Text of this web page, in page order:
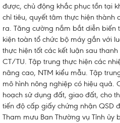
được, chủ động khắc phục tồn tại
chỉ tiêu, quyết tâm thực hiện thành
ra. Tăng cường nắm bắt diễn
kiện toàn tổ chức bộ máy gắn với
thực hiện tốt các kết luận sau
CT/TU. Tập trung thực hiện các
nâng cao, NTM kiểu mẫu. Tập
mô hình nông nghiệp có hiệu quả.
hoạch sử dụng đất, giao đất, cho
tiến độ cấp giấy chứng nhận QSD
Tham mưu Ban Thường vụ Tỉnh